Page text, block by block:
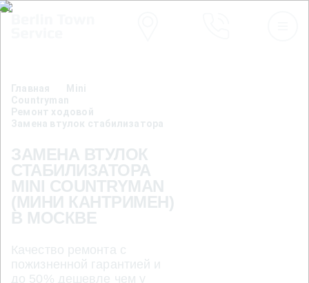
Главная
Mini
Countryman
Ремонт ходовой
Замена втулок стабилизатора
ЗАМЕНА ВТУЛОК
СТАБИЛИЗАТОРА
MINI COUNTRYMAN
(МИНИ КАНТРИМЕН)
В МОСКВЕ
Качество ремонта с
пожизненной гарантией и
до 50% дешевле чем у